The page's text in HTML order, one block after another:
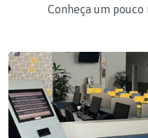
Conheça um pouco